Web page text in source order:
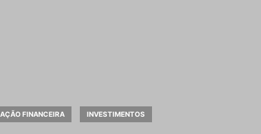
FINANCEIRA INVESTIMENTOS